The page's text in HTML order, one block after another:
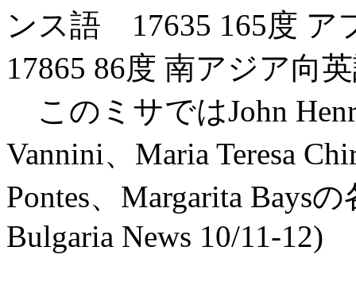
ンス語 17635 165度 ア
17865 86度 南アジア向
このミサではJohn
Vannini、Maria Teresa
Pontes、Margarita Bays
Bulgaria News 10/11-12)